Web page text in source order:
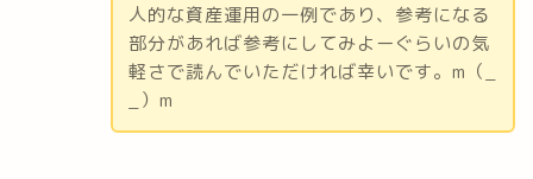
人的な資産運用の一例であり、参考になる
部分があれば参考にしてみよーぐらいの気
軽さで読んでいただければ幸いです。m（_
_）m